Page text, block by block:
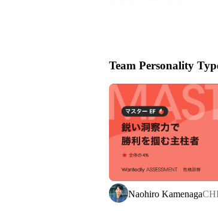
＊
TRUSTARTは、不動産
スを展開しています。
https://
これまで不動産業界の
ーを使い大量に収集する
す。
Team Personality
Naohiro Kamenaga